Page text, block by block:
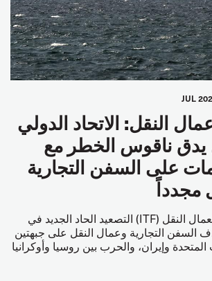
النقل: الاتحاد الدولي
يدق ناقوس الخطر مع
على السفن التجارية
مجدداً
يدين الاتحاد الدولي لعمال النقل (ITF) التصعيد الحاد الجديد في
السفن التجارية وعمال النقل على جبهتين
وإيران، والحرب بين روسيا وأوكرانيا